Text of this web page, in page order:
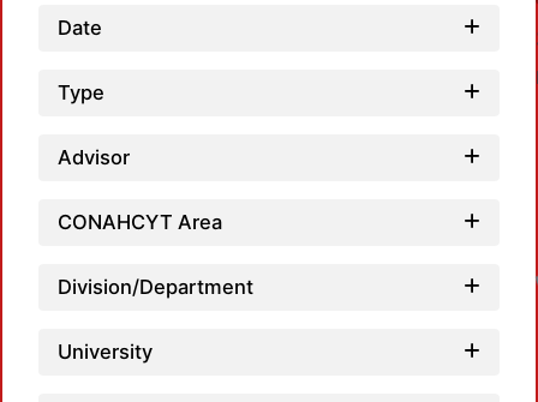
Date
Type
Advisor
CONAHCYT Area
Division/Department
University